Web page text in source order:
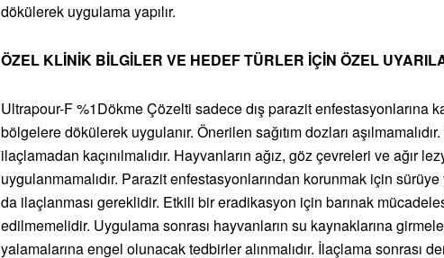
dökülerek uygulama yapılır.
ÖZEL KLİNİK BİLGİLER VE HEDEF TÜRLER İÇİN ÖZEL
Ultrapour-F %1Dökme Çözelti sadece dış parazit enfestasyonlarına
bölgelere dökülerek uygulanır. Önerilen sağıtım dozları
ilaçlamadan kaçınılmalıdır. Hayvanların ağız, göz çevreleri ve ağır
uygulanmamalıdır. Parazit enfestasyonlarından korunmak için
da ilaçlanması gereklidir. Etkili bir eradikasyon için barınak
edilmemelidir. Uygulama sonrası hayvanların su kaynaklarına
yalamalarına engel olunacak tedbirler alınmalıdır. İlaçlama sonrası